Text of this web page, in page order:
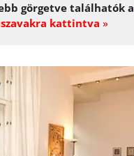
görgetve találhatók a
kattintva »